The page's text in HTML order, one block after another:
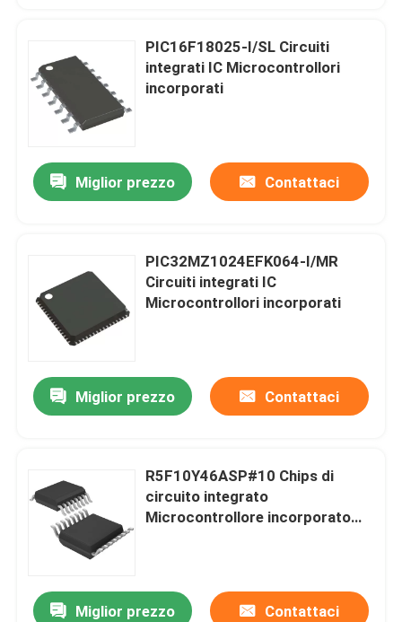
PIC16F18025-I/SL Circuiti
integrati IC Microcontrollori
incorporati
Miglior prezzo Contattaci
PIC32MZ1024EFK064-I/MR
Circuiti integrati IC
Microcontrollori incorporati
Miglior prezzo Contattaci
R5F10Y46ASP#10 Chips di
circuito integrato
Microcontrollore incorporato
Miglior prezzo Contattaci